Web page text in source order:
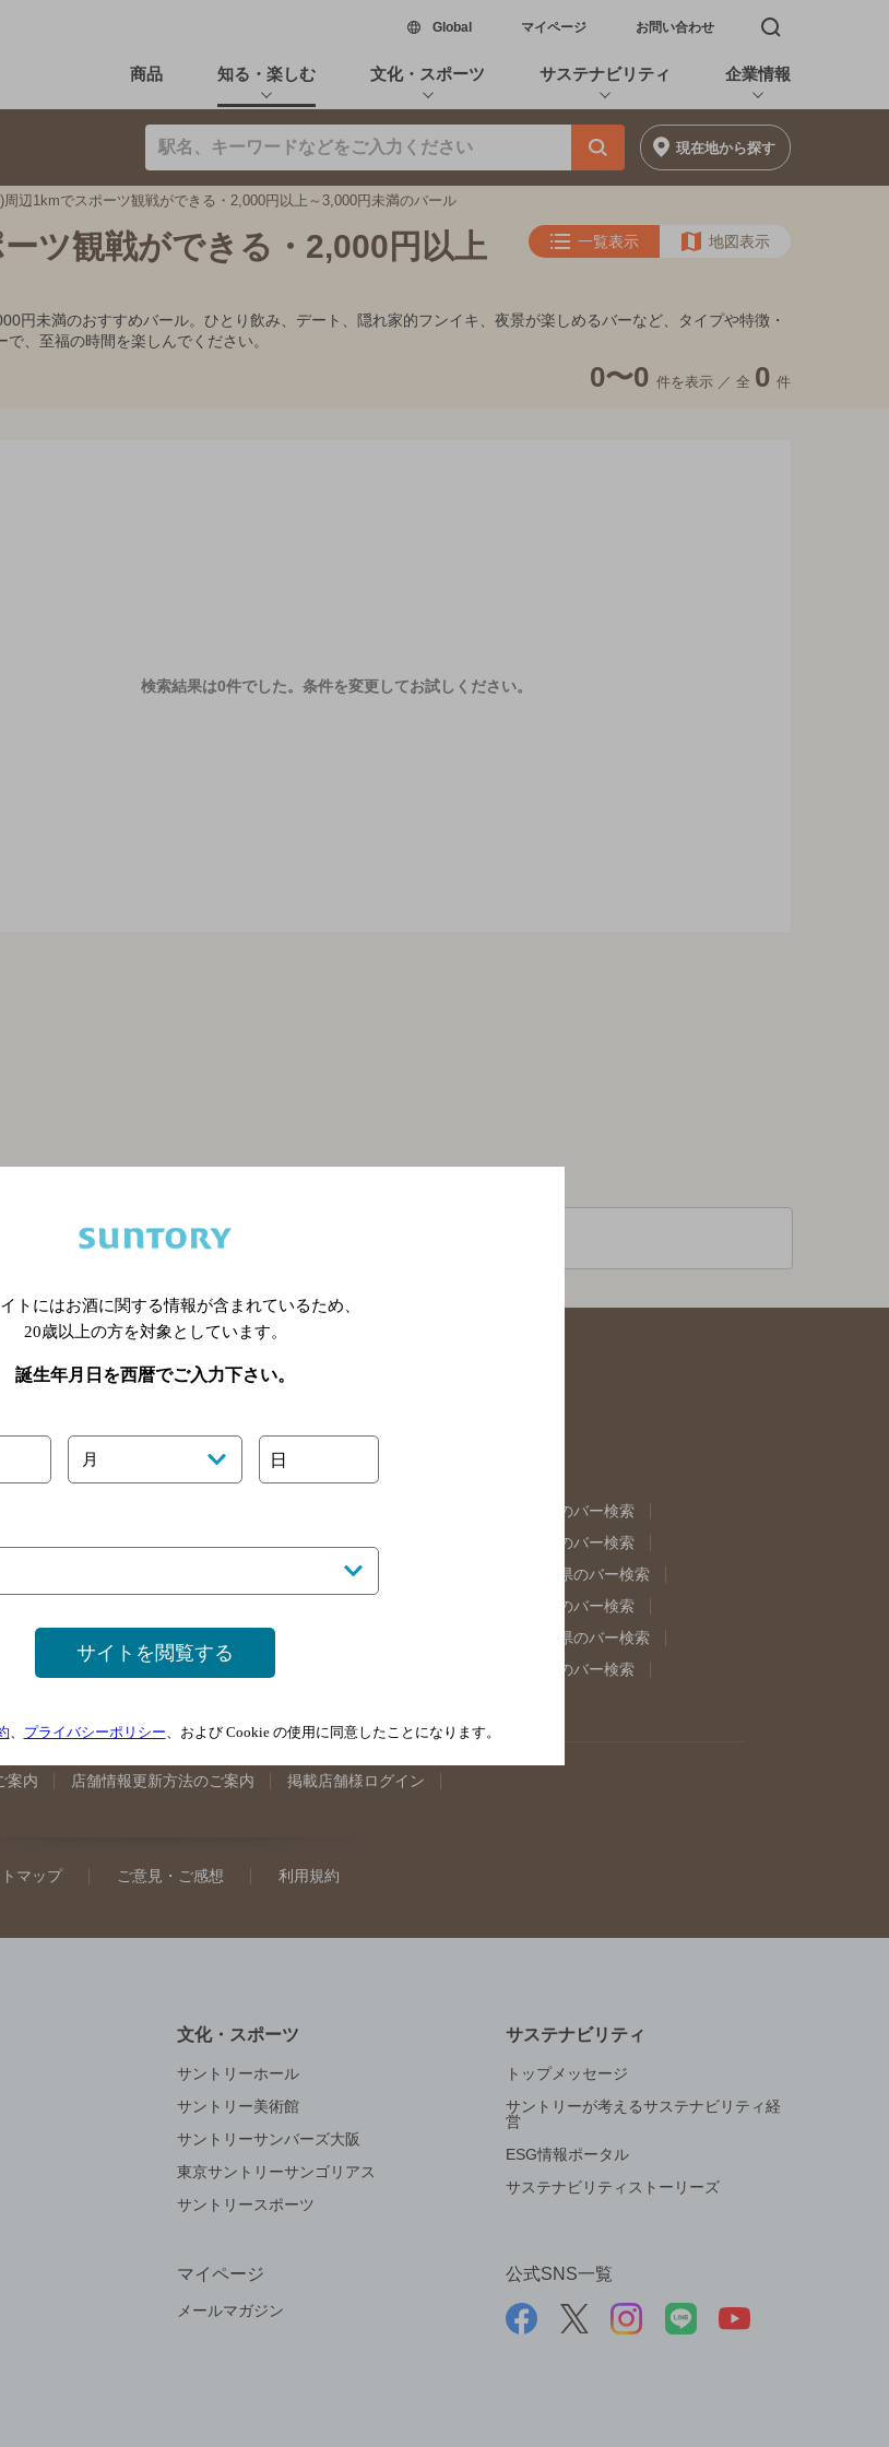
Global新しいウィンドウで開く
マイページ お問い合わせ 検索窓を開く
商品 知る・楽しむ 文化・スポーツ サステナビリティ 企業情報
現在地から探す
周辺1kmでスポーツ観戦ができる・2,000円以上～3,000円未満のバール
ツ観戦ができる・2,000円以上
一覧表示 地図表示
円未満のおすすめバール。ひとり飲み、デート、隠れ家的フンイキ、夜景が楽しめるバーなど、タイプや特徴・
、至福の時間を楽しんでください。
0〜0 件を表示 ／ 全 0 件
検索結果は0件でした。 条件を変更してお試しください。
関連ページ
福島県のバー検索
東京都のバー検索
索
岐阜県のバー検索
奈良県のバー検索
山口県のバー検索
島根県のバー検索
佐賀県のバー検索
案内 店舗情報更新方法のご案内 掲載店舗様ログイン
マップ ご意見・ご感想 利用規約
文化・スポーツ
サントリーホール
サントリー美術館
サントリーサンバーズ大阪
東京サントリーサンゴリアス
サントリースポーツ
サステナビリティ
トップメッセージ
サントリーが考えるサステナビリティ経
営
ESG情報ポータル
サステナビリティストーリーズ
マイページ
メールマガジン
公式SNS一覧
トにはお酒に関する情報が含まれているため、
20歳以上の方を対象としています。
誕生年月日を西暦でご入力下さい。
月 日
サイトを閲覧する
、 プライバシーポリシー、および Cookie の使用に同意したことになります。